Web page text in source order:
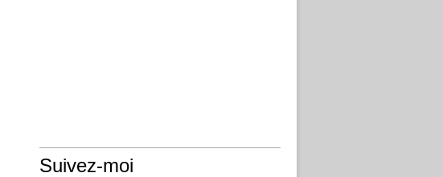
Suivez-moi